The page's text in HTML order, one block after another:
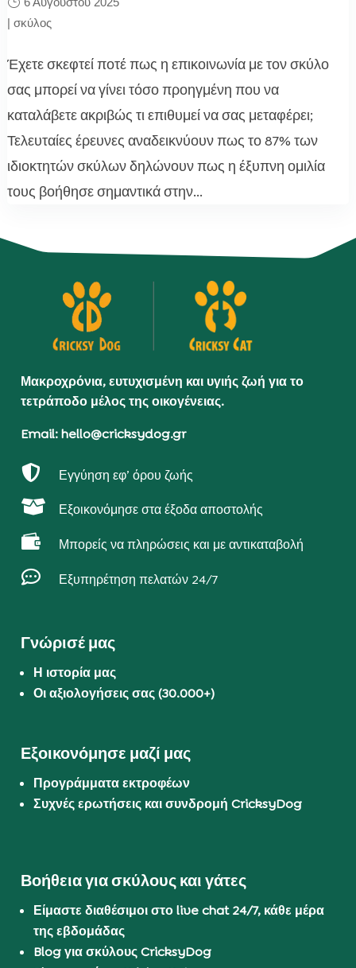
| σκύλος
Έχετε σκεφτεί ποτέ πως η επικοινωνία με τον σκύλο
σας μπορεί να γίνει τόσο προηγμένη που να
καταλάβετε ακριβώς τι επιθυμεί να σας μεταφέρει;
Τελευταίες έρευνες αναδεικνύουν πως το 87% των
ιδιοκτητών σκύλων δηλώνουν πως η έξυπνη ομιλία
τους βοήθησε σημαντικά στην...
Μακροχρόνια, ευτυχισμένη και υγιής ζωή για το
τετράποδο μέλος της οικογένειας.
Email: hello@cricksydog.gr
 Εγγύηση εφ’ όρου ζωής
 Εξοικονόμησε στα έξοδα αποστολής
 Μπορείς να πληρώσεις και με αντικαταβολή
 Εξυπηρέτηση πελατών 24/7
Γνώρισέ μας
Η ιστορία μας
Οι αξιολογήσεις σας (30.000+)
Εξοικονόμησε μαζί μας
Προγράμματα εκτροφέων
Συχνές ερωτήσεις και συνδρομή CricksyDog
Βοήθεια για σκύλους και γάτες
Είμαστε διαθέσιμοι στο live chat 24/7, κάθε μέρα
της εβδομάδας
Blog για σκύλους CricksyDog